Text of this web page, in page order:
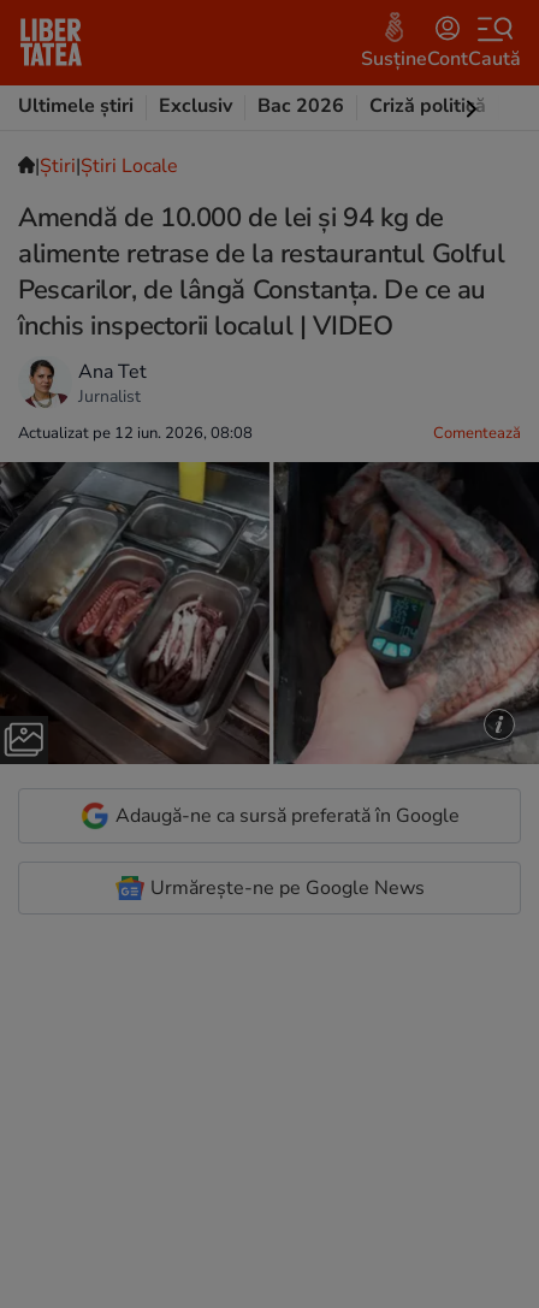
SusțineContCaută
Ultimele știri
Exclusiv Bac 2026 Criză politică
|Ştiri|Știri Locale
Amendă de 10.000 de lei și 94 kg de
alimente retrase de la restaurantul Golful
Pescarilor, de lângă Constanța. De ce au
închis inspectorii localul | VIDEO
Ana Tet
Jurnalist
Actualizat pe 12 iun. 2026, 08:08 Comentează
Adaugă-ne ca sursă preferată în Google
Urmărește-ne pe Google News